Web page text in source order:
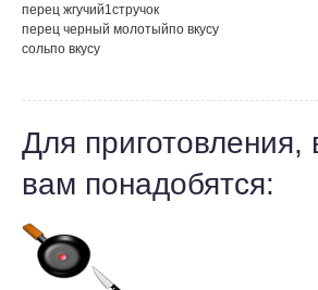
перец жгучий1стручок
перец черный молотыйпо вкусу
сольпо вкусу
Для приготовления,
вам понадобятся: